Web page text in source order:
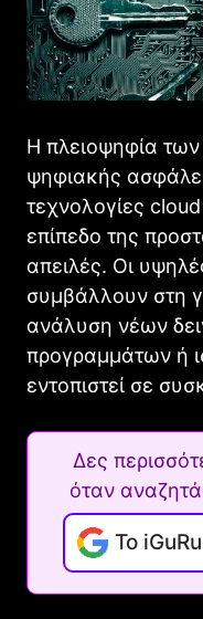
Η πλειοψηφία
ψηφιακής
τεχνολογίες
επίπεδο της
απειλές. Οι
συμβάλλουν στη
ανάλυση νέων
προγραμμάτων ή
εντοπιστεί σε
Δες
όταν
Το